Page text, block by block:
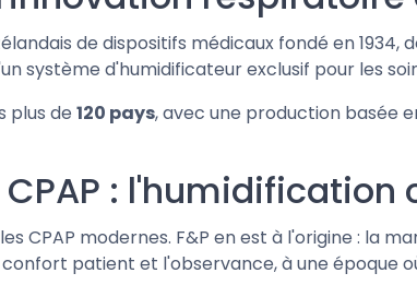
de dispositifs médicaux fondé en
système d'humidificateur exclusif pour les
plus de 120 pays, avec une production basée
: l'humidification
CPAP modernes. F&P en est à l'origine : la
patient et l'observance, à une